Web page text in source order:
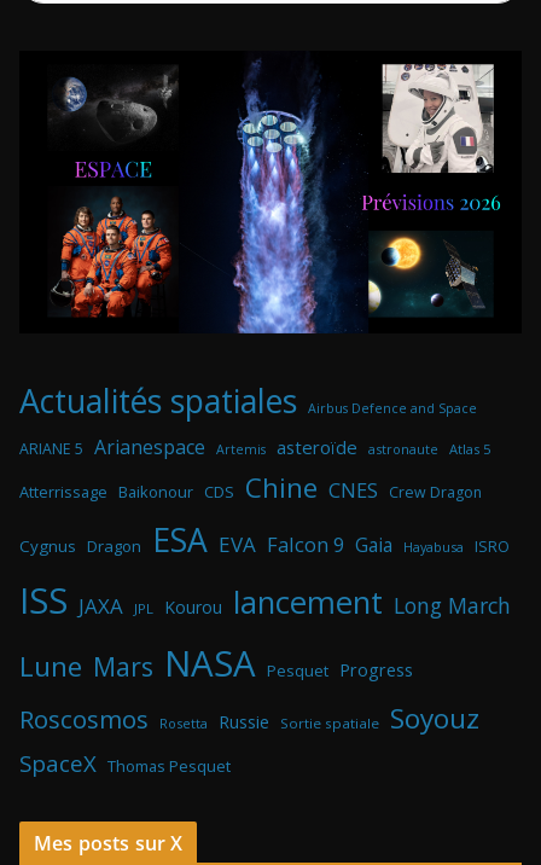
Actualités spatiales Airbus Defence and Space
ARIANE 5 Arianespace Artemis asteroïde astronaute Atlas 5
Atterrissage Baikonour CDS Chine CNES Crew Dragon
Cygnus Dragon ESA EVA Falcon 9 Gaia Hayabusa ISRO
ISS JAXA JPL Kourou lancement Long March
Lune Mars NASA Pesquet Progress
Roscosmos Rosetta Russie Sortie spatiale Soyouz
SpaceX Thomas Pesquet
Mes posts sur X